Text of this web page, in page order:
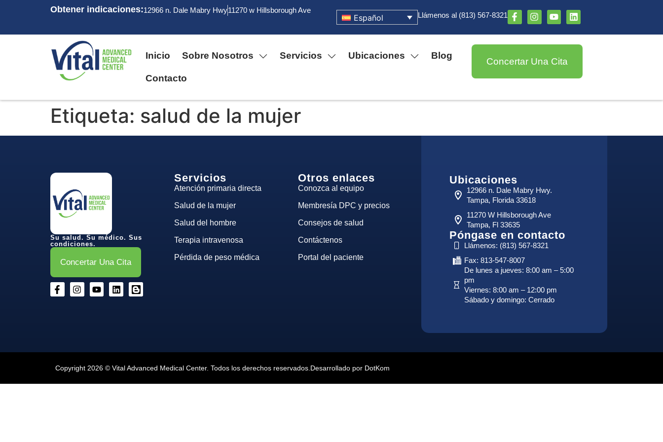
Obtener indicaciones:12966 n. Dale Mabry Hwy11270 w Hillsborough Ave
Español Llámenos al (813) 567-8321
Inicio Sobre Nosotros Servicios Ubicaciones Blog
Contacto
Concertar Una Cita
Etiqueta: salud de la mujer
Su salud. Su médico. Sus
condiciones.
Concertar Una Cita
Servicios
Atención primaria directa
Salud de la mujer
Salud del hombre
Terapia intravenosa
Pérdida de peso médica
Otros enlaces
Conozca al equipo
Membresía DPC y precios
Consejos de salud
Contáctenos
Portal del paciente
Ubicaciones
12966 n. Dale Mabry Hwy.
Tampa, Florida 33618
11270 W Hillsborough Ave
Tampa, Fl 33635
Póngase en contacto
Llámenos: (813) 567-8321
Fax: 813-547-8007
De lunes a jueves: 8:00 am – 5:00
pm
Viernes: 8:00 am – 12:00 pm
Sábado y domingo: Cerrado
Copyright 2026 © Vital Advanced Medical Center. Todos los derechos reservados. Desarrollado por DotKom